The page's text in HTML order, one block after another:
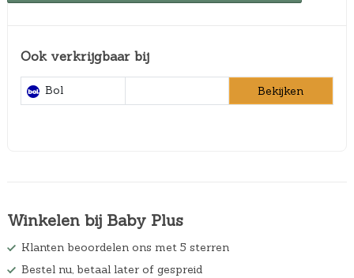
Ook verkrijgbaar bij
Bol Bekijken
Winkelen bij Baby Plus
Klanten beoordelen ons met 5 sterren
Bestel nu, betaal later of gespreid